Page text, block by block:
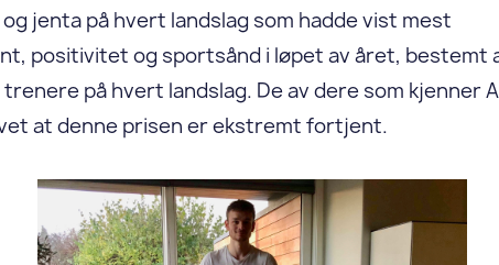
jenta på hvert landslag som hadde vist mest
positivitet og sportsånd i løpet av året, bestemt
på hvert landslag. De av dere som kjenner
at denne prisen er ekstremt fortjent.